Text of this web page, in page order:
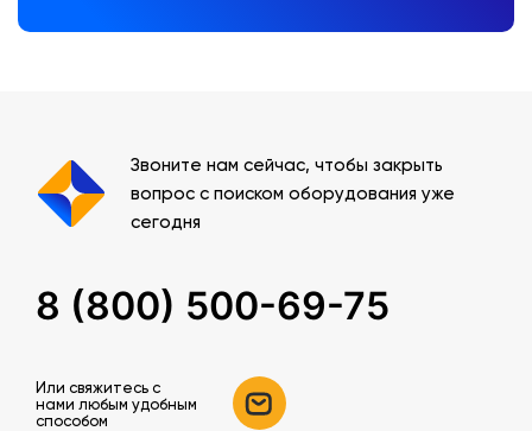
Звоните нам сейчас, чтобы закрыть
вопрос с поиском оборудования уже
сегодня
8 (800) 500-69-75
Или свяжитесь c
нами любым удобным
способом